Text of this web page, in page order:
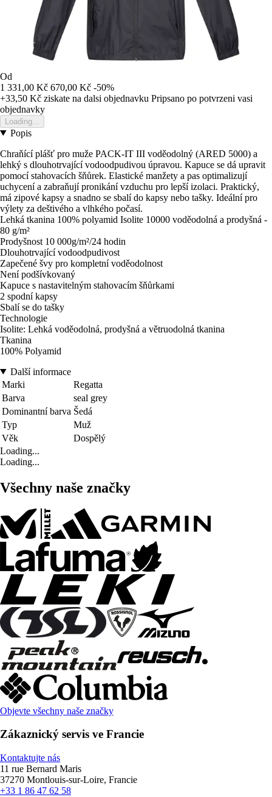
Od
1 331,00 Kč 670,00 Kč -50%
+33,50 Kč ziskate na dalsi objednavku Pripsano po potvrzeni vasi
objednavky
Loading...
Popis
Chraňící plášť pro muže PACK-IT III voděodolný (ARED 5000) a
lehký s dlouhotrvající vodoodpudivou úpravou. Kapuce se dá upravit
pomocí stahovacích šňůrek. Elastické manžety a pas optimalizují
uchycení a zabraňují pronikání vzduchu pro lepší izolaci. Praktický,
má zipové kapsy a snadno se sbalí do kapsy nebo tašky. Ideální pro
výlety za deštivého a vlhkého počasí.
Lehká tkanina 100% polyamid Isolite 10000 voděodolná a prodyšná -
80 g/m²
Prodyšnost 10 000g/m²/24 hodin
Dlouhotrvající vodoodpudivost
Zapečené švy pro kompletní voděodolnost
Není podšívkovaný
Kapuce s nastavitelným stahovacím šňůrkami
2 spodní kapsy
Sbalí se do tašky
Technologie
Isolite: Lehká voděodolná, prodyšná a větruodolná tkanina
Tkanina
100% Polyamid
Další informace
Marki
Regatta
Barva
seal grey
Dominantní barva Šedá
Typ
Muž
Věk
Dospělý
Loading...
Loading...
Všechny naše značky
Objevte všechny naše značky
Zákaznický servis ve Francie
Kontaktujte nás
11 rue Bernard Maris
37270 Montlouis-sur-Loire, Francie
+33 1 86 47 62 58